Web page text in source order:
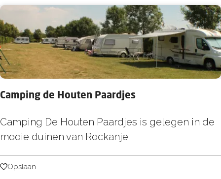
o
s
t
v
o
o
r
e
r
c
s
R
e
o
r
o
Camping de Houten Paardjes
C
a
p
Camping De Houten Paardjes is gelegen in de
mooie duinen van Rockanje.
Opslaan
Opslaan